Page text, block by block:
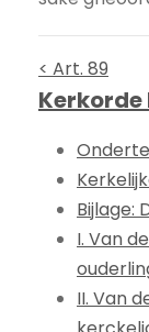
< Art. 89
Bijlage:
I. Van
II. Van